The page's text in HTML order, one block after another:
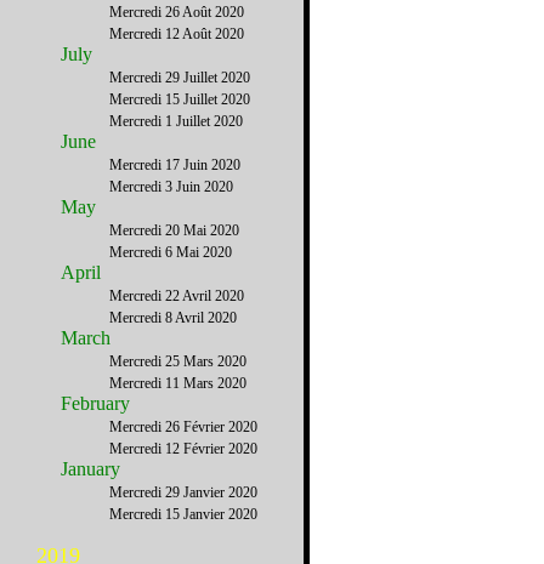
Mercredi 26 Août 2020
Mercredi 12 Août 2020
July
Mercredi 29 Juillet 2020
Mercredi 15 Juillet 2020
Mercredi 1 Juillet 2020
June
Mercredi 17 Juin 2020
Mercredi 3 Juin 2020
May
Mercredi 20 Mai 2020
Mercredi 6 Mai 2020
April
Mercredi 22 Avril 2020
Mercredi 8 Avril 2020
March
Mercredi 25 Mars 2020
Mercredi 11 Mars 2020
February
Mercredi 26 Février 2020
Mercredi 12 Février 2020
January
Mercredi 29 Janvier 2020
Mercredi 15 Janvier 2020
2019